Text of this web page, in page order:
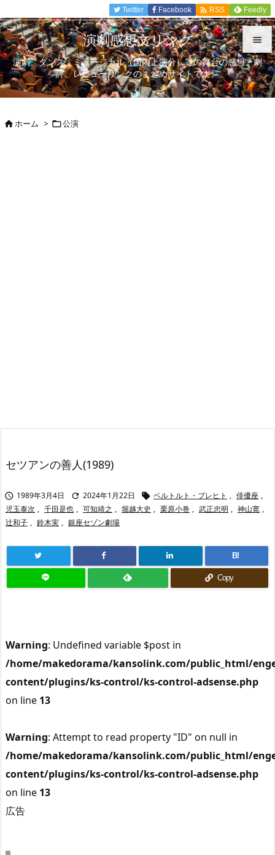


メニュ

Twitter Facebook  RSS Feedly
演劇感想文リンク
演劇、ダンス、ミュージカル（国内上演分）等の舞台の感想、劇
評、レビューリンクのまとめサイトです。
ホーム > 公演
セツアンの善人(1989)
 1989年3月4日  2024年1月22日  ベルトルト・ブレヒト , 俳優座 ,
児玉泰次 , 千田是也 , 可知靖之 , 堀越大史 , 栗原小巻 , 武正忠明 , 神山寛 ,
辻和子 , 鈴木実 , 銀座セゾン劇場
B!
Copy
Warning: Undefined variable $post in
/home/makedorama/kansolink.com/public_html/
content/plugins/ks-control/ks-control-adsense.php
on line 13
Warning: Attempt to read property "ID" on null in
/home/makedorama/kansolink.com/public_html/
content/plugins/ks-control/ks-control-adsense.php
on line 13
広告